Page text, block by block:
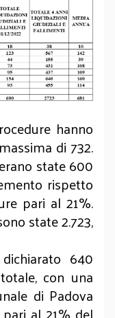
hanno
di 732.
state 600
rispetto
pari al 21%.
state 2.723,
640
con una
di Padova